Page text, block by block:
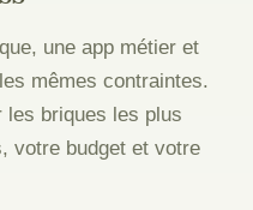
une app métier et
mêmes contraintes.
les briques les plus
votre budget et votre